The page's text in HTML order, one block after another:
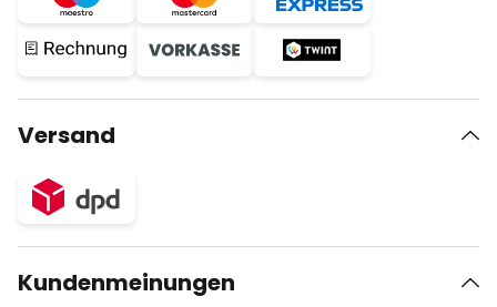
Versand
Kundenmeinungen